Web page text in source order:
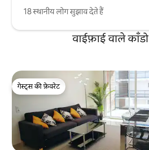
18 स्थानीय लोग सुझाव देते हैं
वाईफ़ाई वाले काँडो
गेस्ट्स की फ़ेवरेट
गेस्ट्स की फ़ेवरेट